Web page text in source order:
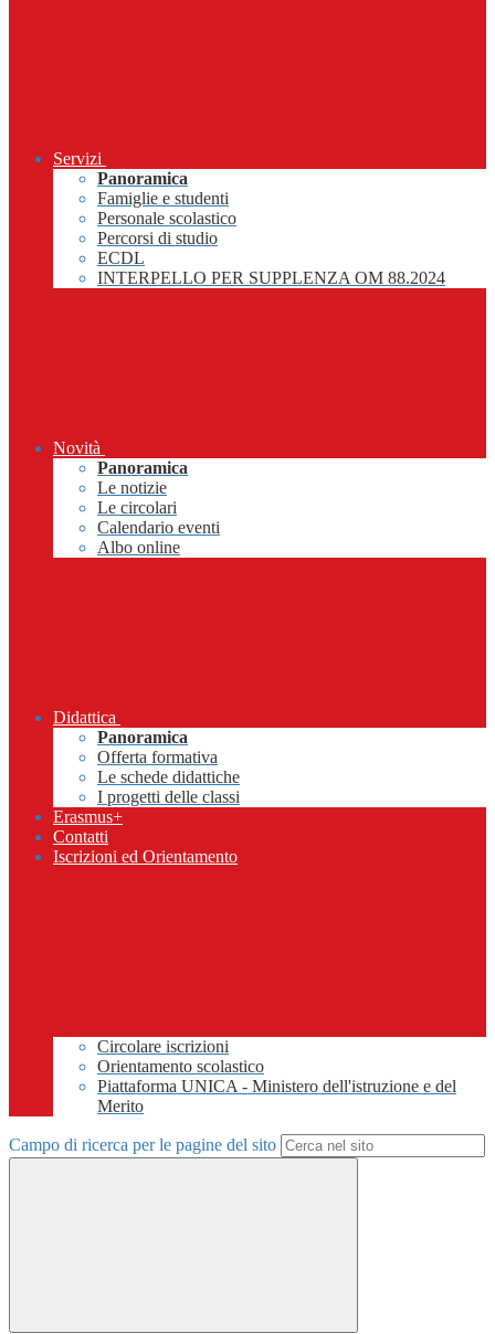
Servizi
Panoramica
Famiglie e studenti
Personale scolastico
Percorsi di studio
ECDL
INTERPELLO PER SUPPLENZA OM 88.2024
Novità
Panoramica
Le notizie
Le circolari
Calendario eventi
Albo online
Didattica
Panoramica
Offerta formativa
Le schede didattiche
I progetti delle classi
Erasmus+
Contatti
Iscrizioni ed Orientamento
Circolare iscrizioni
Orientamento scolastico
Piattaforma UNICA - Ministero dell'istruzione e del
Merito
Campo di ricerca per le pagine del sito